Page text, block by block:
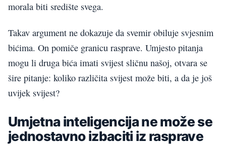
morala biti središte svega.
Takav argument ne dokazuje da svemir obiluje svjesnim
bićima. On pomiče granicu rasprave. Umjesto pitanja
mogu li druga bića imati svijest sličnu našoj, otvara se
šire pitanje: koliko različita svijest može biti, a da je još
uvijek svijest?
Umjetna inteligencija ne može se
jednostavno izbaciti iz rasprave